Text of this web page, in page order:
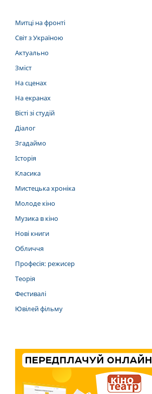
Митці на фронті
Світ з Україною
Актуально
Зміст
На сценах
На екранах
Вісті зі студій
Діалог
Згадаймо
Історія
Класика
Мистецька хроніка
Молоде кіно
Музика в кіно
Нові книги
Обличчя
Професія: режисер
Теорія
Фестивалі
Ювілей фільму